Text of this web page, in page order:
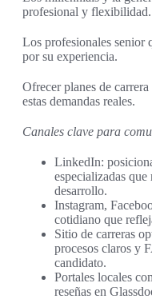
profesional y flexibilidad.
Los profesionales senior
por su experiencia.
Ofrecer planes de
estas demandas reales.
Canales clave para
LinkedIn:
especializadas
desarrollo.
Instagram,
cotidiano que
Sitio de carreras
procesos claros y
candidato.
Portales locales
reseñas en